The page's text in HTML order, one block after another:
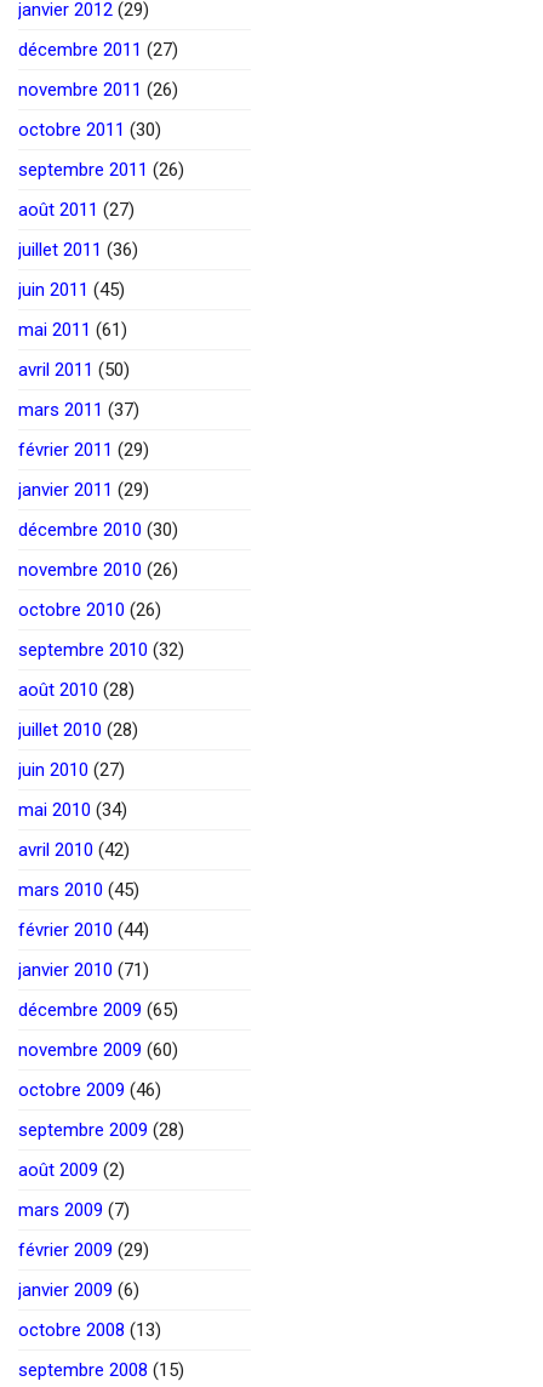
janvier 2012 (29)
décembre 2011 (27)
novembre 2011 (26)
octobre 2011 (30)
septembre 2011 (26)
août 2011 (27)
juillet 2011 (36)
juin 2011 (45)
mai 2011 (61)
avril 2011 (50)
mars 2011 (37)
février 2011 (29)
janvier 2011 (29)
décembre 2010 (30)
novembre 2010 (26)
octobre 2010 (26)
septembre 2010 (32)
août 2010 (28)
juillet 2010 (28)
juin 2010 (27)
mai 2010 (34)
avril 2010 (42)
mars 2010 (45)
février 2010 (44)
janvier 2010 (71)
décembre 2009 (65)
novembre 2009 (60)
octobre 2009 (46)
septembre 2009 (28)
août 2009 (2)
mars 2009 (7)
février 2009 (29)
janvier 2009 (6)
octobre 2008 (13)
septembre 2008 (15)